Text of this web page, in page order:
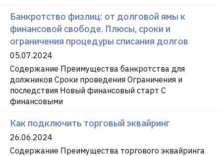
Банкротство физлиц: от долговой ямы к
финансовой свободе. Плюсы, сроки и
ограничения процедуры списания долгов
05.07.2024
Содержание Преимущества банкротства для
должников Сроки проведения Ограничения и
последствия Новый финансовый старт С
финансовыми
Как подключить торговый эквайринг
26.06.2024
Содержание Преимущества торгового эквайринга